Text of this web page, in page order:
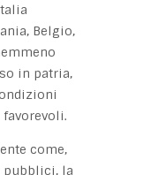
Belgio,
in patria,
come,
la